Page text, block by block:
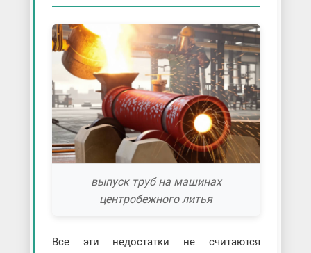
выпуск труб на машинах
центробежного литья
Все эти недостатки не считаются